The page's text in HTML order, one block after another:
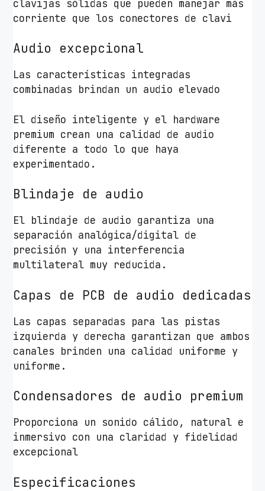
clavijas sólidas que pueden manejar más
corriente que los conectores de clavi
Audio excepcional
Las características integradas
combinadas brindan un audio elevado
El diseño inteligente y el hardware
premium crean una calidad de audio
diferente a todo lo que haya
experimentado.
Blindaje de audio
El blindaje de audio garantiza una
separación analógica/digital de
precisión y una interferencia
multilateral muy reducida.
Capas de PCB de audio dedicadas
Las capas separadas para las pistas
izquierda y derecha garantizan que ambos
canales brinden una calidad uniforme y
uniforme.
Condensadores de audio premium
Proporciona un sonido cálido, natural e
inmersivo con una claridad y fidelidad
excepcional
Especificaciones